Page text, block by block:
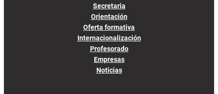
Secretaria
Orientación
Oferta formativa
Internacionalización
Profesorado
Empresas
Noticias